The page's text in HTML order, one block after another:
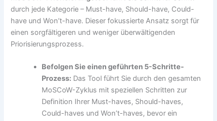
durch jede Kategorie – Must-have, Should-have, Could-
have und Won’t-have. Dieser fokussierte Ansatz sorgt für
einen sorgfältigeren und weniger überwältigenden
Priorisierungsprozess.
Befolgen Sie einen geführten 5-Schritte-
Prozess: Das Tool führt Sie durch den gesamten
MoSCoW-Zyklus mit speziellen Schritten zur
Definition Ihrer Must-haves, Should-haves,
Could-haves und Won’t-haves, bevor ein